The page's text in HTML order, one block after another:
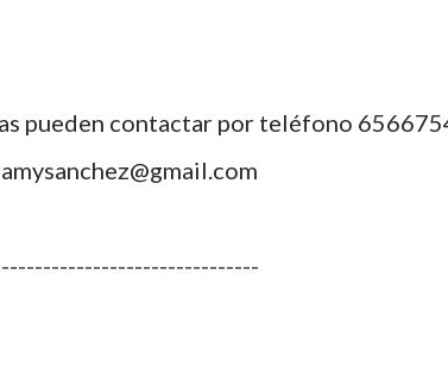
pueden contactar por teléfono